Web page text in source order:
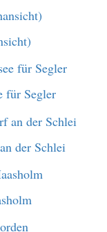
für Segler
der Schlei